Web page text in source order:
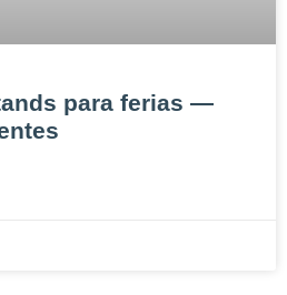
para ferias —